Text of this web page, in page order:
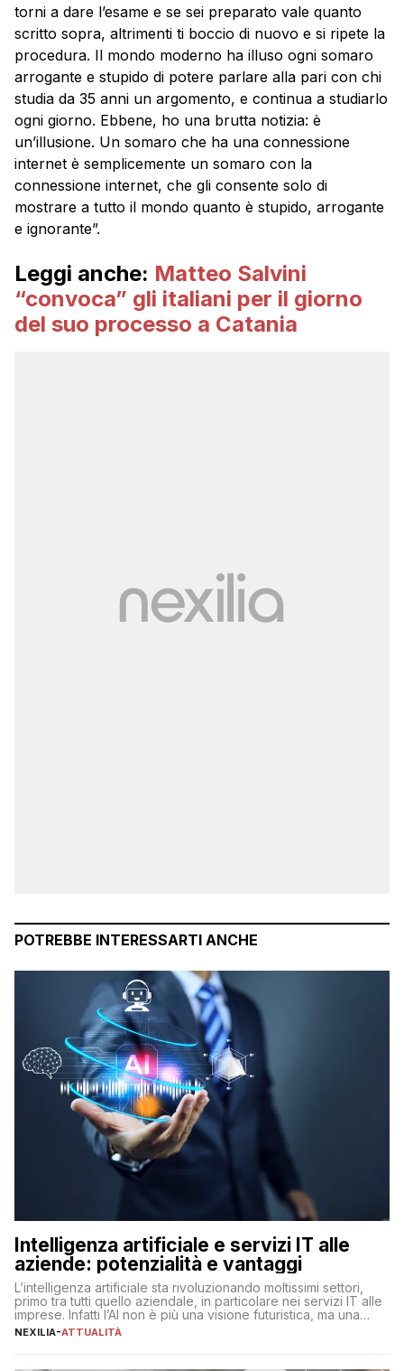
torni a dare l’esame e se sei preparato vale quanto
scritto sopra, altrimenti ti boccio di nuovo e si ripete la
procedura. Il mondo moderno ha illuso ogni somaro
arrogante e stupido di potere parlare alla pari con chi
studia da 35 anni un argomento, e continua a studiarlo
ogni giorno. Ebbene, ho una brutta notizia: è
un’illusione. Un somaro che ha una connessione
internet è semplicemente un somaro con la
connessione internet, che gli consente solo di
mostrare a tutto il mondo quanto è stupido, arrogante
e ignorante”.
Leggi anche: Matteo Salvini
“convoca” gli italiani per il giorno
del suo processo a Catania
POTREBBE INTERESSARTI ANCHE
Intelligenza artificiale e servizi IT alle
aziende: potenzialità e vantaggi
L’intelligenza artificiale sta rivoluzionando moltissimi settori,
primo tra tutti quello aziendale, in particolare nei servizi IT alle
imprese. Infatti l’AI non è più una visione futuristica, ma una
realtà operativa che sta portando a un cambio significativo in
NEXILIA-ATTUALITÀ